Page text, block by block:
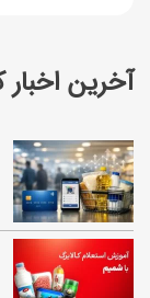
آخرین اخبار